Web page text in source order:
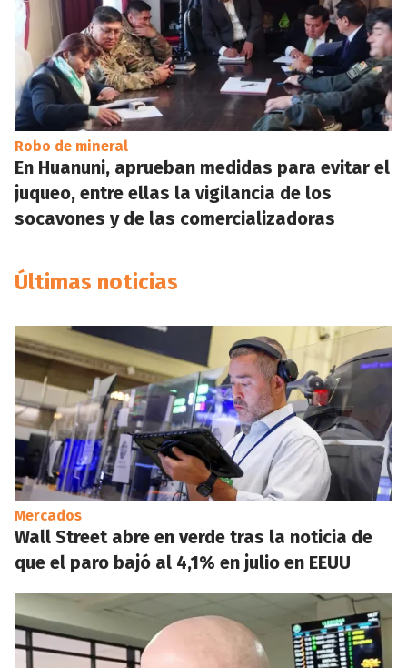
Robo de mineral
En Huanuni, aprueban medidas para evitar el
juqueo, entre ellas la vigilancia de los
socavones y de las comercializadoras
Últimas noticias
Mercados
Wall Street abre en verde tras la noticia de
que el paro bajó al 4,1% en julio en EEUU